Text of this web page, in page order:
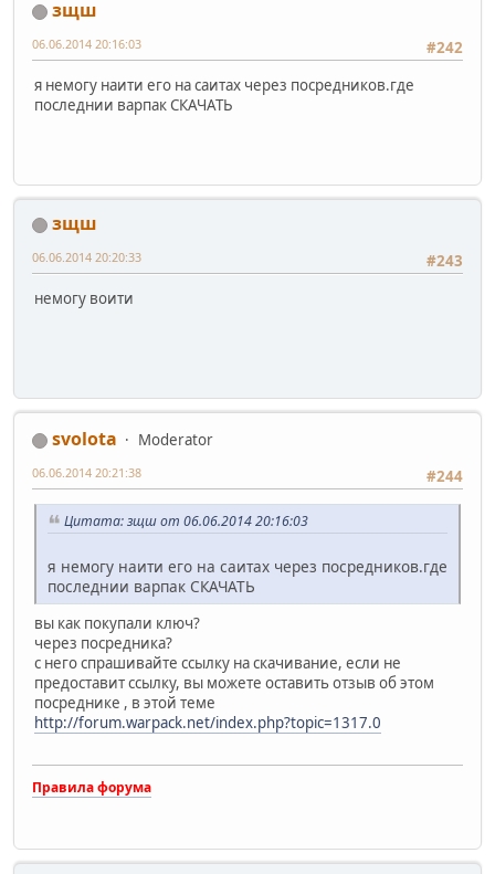
зщш
#242
06.06.2014 20:16:03
я немогу наити его на саитах через посредников.где
последнии варпак СКАЧАТЬ
зщш
#243
06.06.2014 20:20:33
немогу воити
svolota
Moderator
#244
06.06.2014 20:21:38
Цитата: зщш от 06.06.2014 20:16:03
я немогу наити его на саитах через посредников.где
последнии варпак СКАЧАТЬ
вы как покупали ключ?
через посредника?
с него спрашивайте ссылку на скачивание, если не
предоставит ссылку, вы можете оставить отзыв об этом
посреднике , в этой теме
http://forum.warpack.net/index.php?topic=1317.0
Правила форума